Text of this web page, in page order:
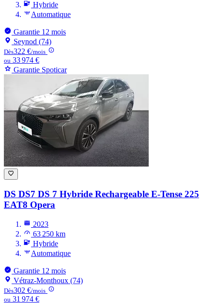
Hybride
Automatique
Garantie 12 mois
Seynod (74)
Dès322 €/mois
ou 33 974 €
Garantie Spoticar
DS DS7 DS 7 Hybride Rechargeable E-Tense 225
EAT8 Opera
2023
63 250 km
Hybride
Automatique
Garantie 12 mois
Vétraz-Monthoux (74)
Dès302 €/mois
ou 31 974 €